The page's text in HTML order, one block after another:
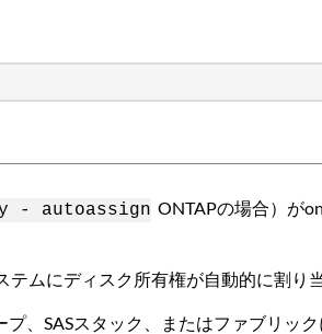
- autoassign ONTAPの場合）が
ムにディスク所有権が自動的に割り
、SASスタック、またはファブリック